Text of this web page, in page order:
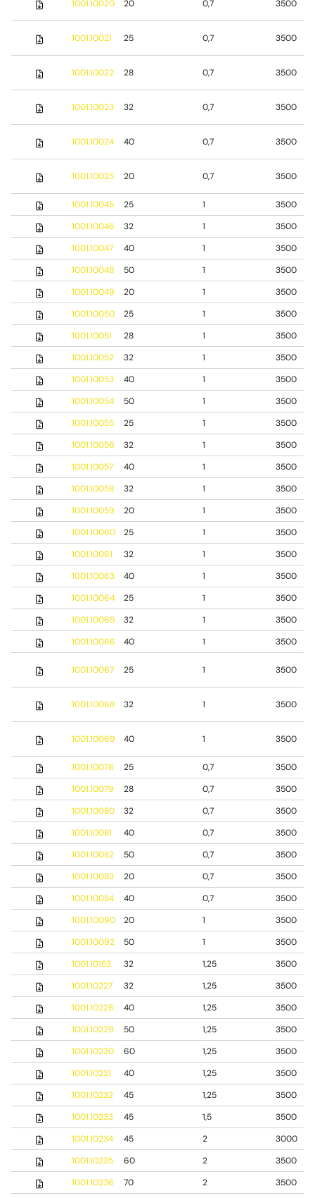
1001.10020 20 0,7 3500
1001.10021 25 0,7 3500
1001.10022 28 0,7 3500
1001.10023 32 0,7 3500
1001.10024 40 0,7 3500
1001.10025 20 0,7 3500
1001.10045 25 1
3500
1001.10046
32 1
3500
1001.10047
40 1
3500
1001.10048
50 1
3500
1001.10049
20 1
3500
1001.10050
25 1
3500
1001.10051
28 1
3500
1001.10052
32 1
3500
1001.10053
40 1
3500
1001.10054
50 1
3500
1001.10055
25 1
3500
1001.10056
32 1
3500
1001.10057
40 1
3500
1001.10058
32 1
3500
1001.10059
20 1
3500
1001.10060
25 1
3500
1001.10061
32 1
3500
1001.10063
40 1
3500
1001.10064
25 1
3500
1001.10065
32 1
3500
1001.10066
40 1 3500
1001.10067 25 1 3500
1001.10068 32 1 3500
1001.10069 40 1 3500
1001.10078 25 0,7
3500
1001.10079
28 0,7
3500
1001.10080
32 0,7
3500
1001.10081
40 0,7
3500
1001.10082
50 0,7
3500
1001.10083
20 0,7
3500
1001.10084
40 0,7
3500
1001.10090
20 1
3500
1001.10092
50 1
3500
1001.10153
32 1,25
3500
1001.10227
32 1,25
3500
1001.10228
40 1,25
3500
1001.10229
50 1,25
3500
1001.10230
60 1,25
3500
1001.10231
40 1,25
3500
1001.10232
45 1,25
3500
1001.10233
45 1,5
3500
1001.10234
45 2
3000
1001.10235
60 2
3500
1001.10236
70 2
3500